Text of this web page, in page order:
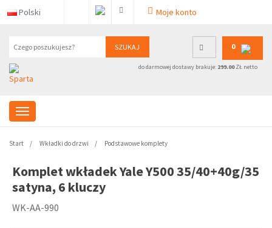
Polski Moje konto
SZUKAJ 0
do darmowej dostawy brakuje: 299.00ZŁ netto
Start Wkładki do drzwi Podstawowe komplety
Komplet wkładek Yale Y500 35/40+40g/35
satyna, 6 kluczy
WK-AA-990